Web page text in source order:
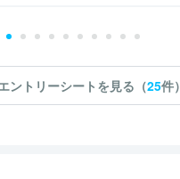
ントリーシートを見る（25件）